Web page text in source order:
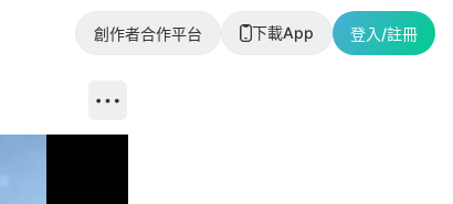
創作者合作平台 下載App 登入/註冊